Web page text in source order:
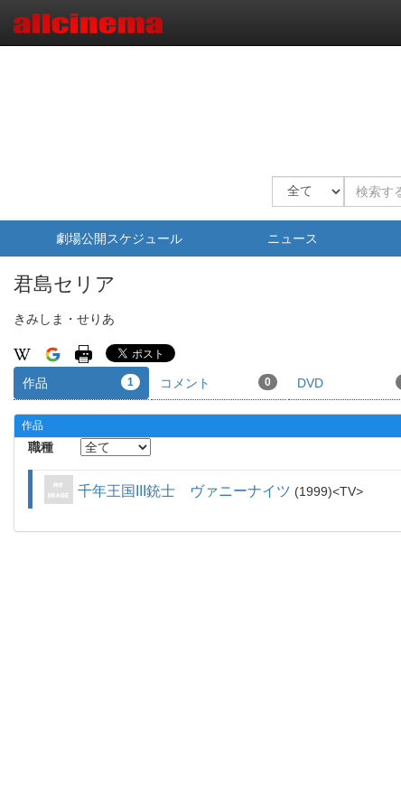
劇場公開スケジュール ニュース
君島セリア
きみしま・せりあ
作品 1 コメント 0 DVD
作品
職種
千年王国III銃士 ヴァニーナイツ 1999 TV